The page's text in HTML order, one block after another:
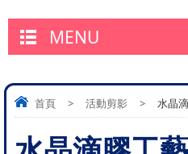
MENU
首頁 > 活動剪影 > 水晶